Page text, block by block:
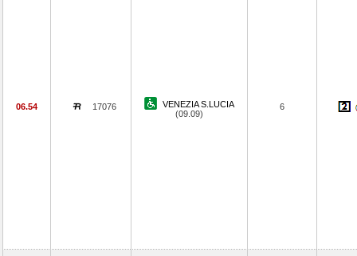
06.54 17076
VENEZIA S.LUCIA
(09.09)
6